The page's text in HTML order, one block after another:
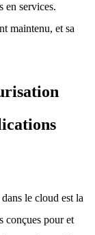
en services.
maintenu, et sa
le cloud est la
conçues pour et